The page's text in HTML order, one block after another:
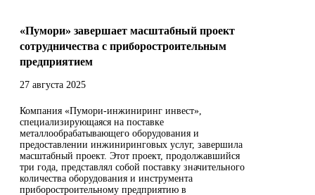
«Пумори» завершает масштабный проект
сотрудничества с приборостроительным
предприятием
27 августа 2025
Компания «Пумори-инжиниринг инвест»,
специализирующаяся на поставке
металлообрабатывающего оборудования и
предоставлении инжиниринговых услуг, завершила
масштабный проект. Этот проект, продолжавшийся
три года, представлял собой поставку значительного
количества оборудования и инструмента
приборостроительному предприятию в